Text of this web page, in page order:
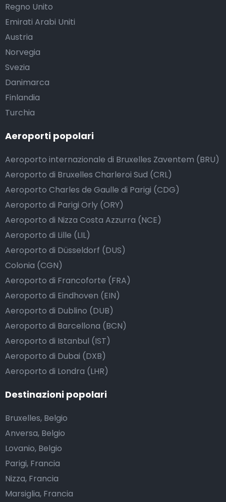
Regno Unito
Emirati Arabi Uniti
Austria
Norvegia
Svezia
Danimarca
Finlandia
Turchia
Aeroporti popolari
Aeroporto internazionale di Bruxelles Zaventem (BRU)
Aeroporto di Bruxelles Charleroi Sud (CRL)
Aeroporto Charles de Gaulle di Parigi (CDG)
Aeroporto di Parigi Orly (ORY)
Aeroporto di Nizza Costa Azzurra (NCE)
Aeroporto di Lille (LIL)
Aeroporto di Düsseldorf (DUS)
Colonia (CGN)
Aeroporto di Francoforte (FRA)
Aeroporto di Eindhoven (EIN)
Aeroporto di Dublino (DUB)
Aeroporto di Barcellona (BCN)
Aeroporto di Istanbul (IST)
Aeroporto di Dubai (DXB)
Aeroporto di Londra (LHR)
Destinazioni popolari
Bruxelles, Belgio
Anversa, Belgio
Lovanio, Belgio
Parigi, Francia
Nizza, Francia
Marsiglia, Francia